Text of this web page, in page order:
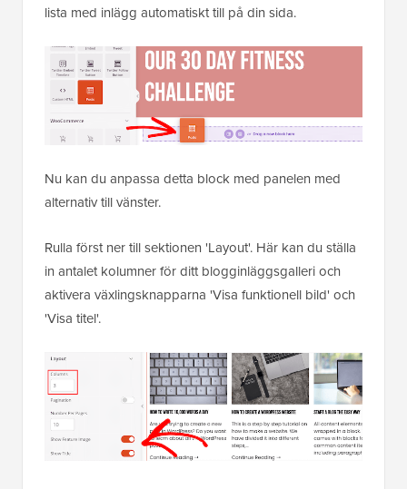
lista med inlägg automatiskt till på din sida.
Nu kan du anpassa detta block med panelen med
alternativ till vänster.
Rulla först ner till sektionen 'Layout'. Här kan du ställa
in antalet kolumner för ditt blogginläggsgalleri och
aktivera växlingsknapparna 'Visa funktionell bild' och
'Visa titel'.